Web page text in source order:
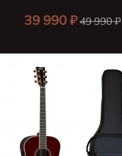
39 990 ₽49 990 ₽